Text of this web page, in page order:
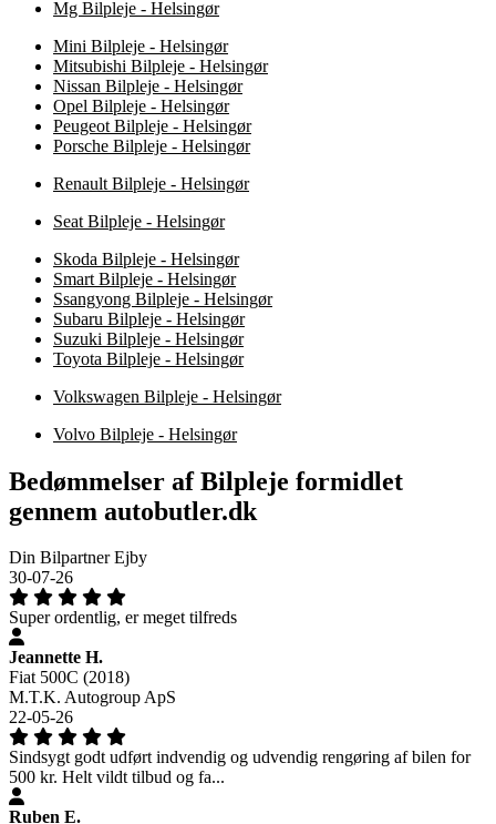
Mg Bilpleje - Helsingør
Mini Bilpleje - Helsingør
Mitsubishi Bilpleje - Helsingør
Nissan Bilpleje - Helsingør
Opel Bilpleje - Helsingør
Peugeot Bilpleje - Helsingør
Porsche Bilpleje - Helsingør
Renault Bilpleje - Helsingør
Seat Bilpleje - Helsingør
Skoda Bilpleje - Helsingør
Smart Bilpleje - Helsingør
Ssangyong Bilpleje - Helsingør
Subaru Bilpleje - Helsingør
Suzuki Bilpleje - Helsingør
Toyota Bilpleje - Helsingør
Volkswagen Bilpleje - Helsingør
Volvo Bilpleje - Helsingør
Bedømmelser af Bilpleje formidlet
gennem autobutler.dk
Din Bilpartner Ejby
30-07-26
Super ordentlig, er meget tilfreds
Jeannette H.
Fiat 500C (2018)
M.T.K. Autogroup ApS
22-05-26
Sindsygt godt udført indvendig og udvendig rengøring af bilen for
500 kr. Helt vildt tilbud og fa...
Ruben E.